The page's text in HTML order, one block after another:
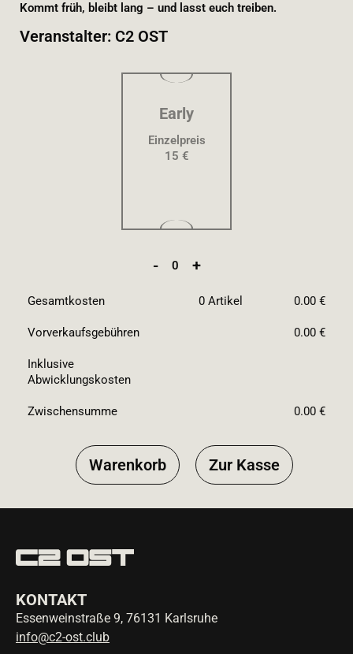
Kommt früh, bleibt lang – und lasst euch treiben.
Veranstalter: C2 OST
Early
Einzelpreis
15 €
- 0 +
Gesamtkosten 0 Artikel 0.00 €
Vorverkaufsgebühren 0.00 €
Inklusive
Abwicklungskosten
Zwischensumme 0.00 €
Warenkorb Zur Kasse
KONTAKT
Essenweinstraße 9, 76131 Karlsruhe
info@c2-ost.club